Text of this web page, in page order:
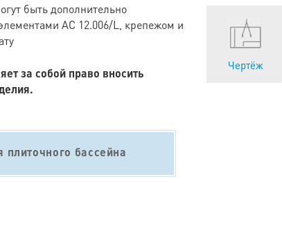
Чертёж
быть дополнительно
АС 12.006/L, крепежом и
за собой право вносить
плиточного бассейна